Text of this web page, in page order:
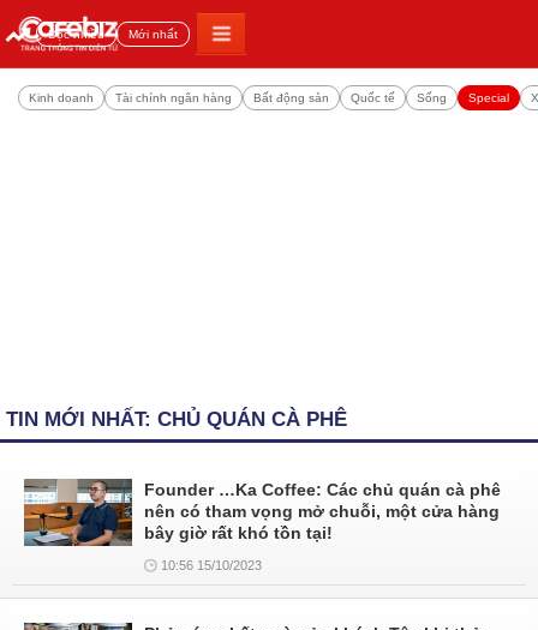
Đọc nhiều Mới nhất
Kinh doanh Tài chính ngân hàng Bất động sản Quốc tế Sống Special
TIN MỚI NHẤT: CHỦ QUÁN CÀ PHÊ
Founder …Ka Coffee: Các chủ quán cà phê
nên có tham vọng mở chuỗi, một cửa hàng
bây giờ rất khó tồn tại!
10:56 15/10/2023